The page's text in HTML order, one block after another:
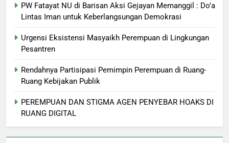
PW Fatayat NU di Barisan Aksi Gejayan Memanggil : Do’a
Lintas Iman untuk Keberlangsungan Demokrasi
Urgensi Eksistensi Masyaikh Perempuan di Lingkungan
Pesantren
Rendahnya Partisipasi Pemimpin Perempuan di Ruang-
Ruang Kebijakan Publik
PEREMPUAN DAN STIGMA AGEN PENYEBAR HOAKS DI
RUANG DIGITAL